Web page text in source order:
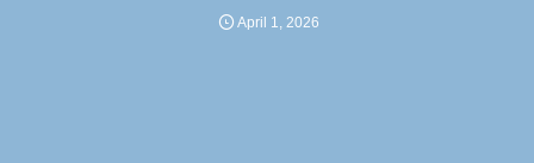
April 1 2026